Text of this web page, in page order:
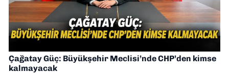
Çağatay Güç: Büyükşehir Meclisi’nde CHP’den kimse
kalmayacak